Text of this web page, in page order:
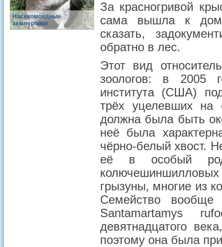
Насекомоядные
землеройки
За красногривой
сама вышла к
сказать,
обратно в лес.
Этот вид
зоологов: в 2005
института (США)
трёх уцелевших на
должна была быть
неё была
чёрно-белый хвост.
её в особый род
грызуны, многие из
Семейство вообще
Santamartamys
девятнадцатого
поэтому она была